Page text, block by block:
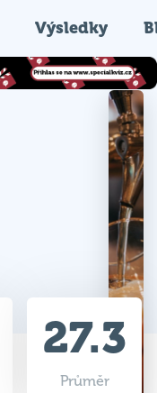
Výsledky
27.3
Průměr